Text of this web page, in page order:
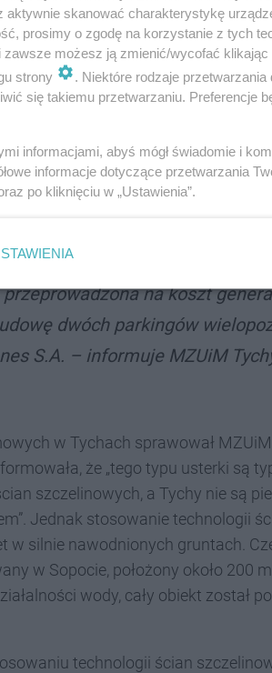
złotych! Natura wygrała z
że podpisał z generalnym
zakresu wykonania prac
przeprowadzona na koszt
dwóch parkingów
S.A. – informuje MZUiM
w Tychach sprawował MZUiM
że „tego typu usterki są
szczelinowych, a Tychy nie są
Jednak stosowanie technologii
w silnie nawodnionych gruntach.
w Sopocie, położony około 200
wody, cały obiekt został
technologii ścian
aktywnie skanować charakterystykę
prosimy o zgodę na korzystanie z tych
zawsze możesz ją zmienić/wycofać
strony
. Niektóre rodzaje
się takiemu przetwarzaniu. Preferencje
informacjami, abyś mógł świadomie i
informacje dotyczące przetwarzania
po kliknięciu w „Ustawienia”.